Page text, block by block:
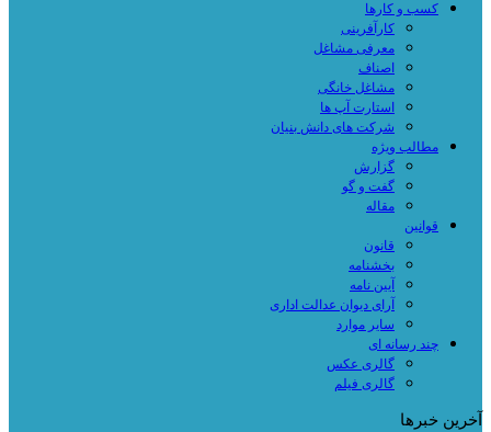
کسب و کارها
کارآفرینی
معرفی مشاغل
اصناف
مشاغل خانگی
استارت آپ ها
شرکت های دانش بنیان
مطالب ویژه
گزارش
گفت و گو
مقاله
قوانین
قانون
بخشنامه
آیین نامه
آرای دیوان عدالت اداری
سایر موارد
چند رسانه ای
گالری عکس
گالری فیلم
آخرین خبرها